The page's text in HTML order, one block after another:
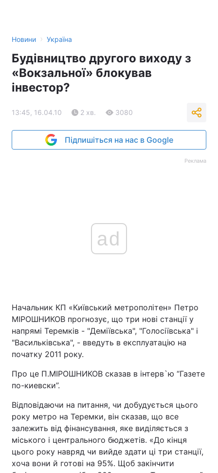
Новини › Україна
Будівництво другого виходу з
«Вокзальної» блокував
інвестор?
13:45, 16.04.10 2 хв. 3080
Підпишіться на нас в Google
Реклама
ad
Начальник КП «Київський метрополітен» Петро
МІРОШНИКОВ прогнозує, що три нові станції у
напрямі Теремків - "Деміївська", "Голосіївська" і
"Васильківська", - введуть в експлуатацію на
початку 2011 року.
Про це П.МІРОШНИКОВ сказав в інтерв`ю “Газете
по-киевски”.
Відповідаючи на питання, чи добудується цього
року метро на Теремки, він сказав, що все
залежить від фінансування, яке виділяється з
міського і центрального бюджетів. «До кінця
цього року навряд чи вийде здати ці три станції,
хоча вони й готові на 95%. Щоб закінчити